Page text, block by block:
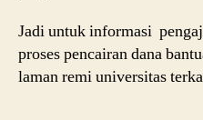
Jadi untuk informasi
proses pencairan dana
laman remi universitas